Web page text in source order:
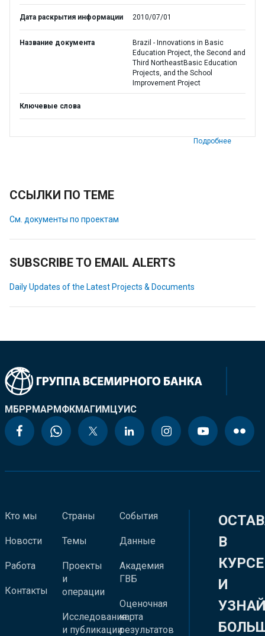
Дата раскрытия информации 2010/07/01
Название документа
Brazil - Innovations in Basic
Education Project, the Second and
Third NortheastBasic Education
Projects, and the School
Improvement Project
Ключевые слова
Подробнее
ССЫЛКИ ПО ТЕМЕ
См. документы по проектам
SUBSCRIBE TO EMAIL ALERTS
Daily Updates of the Latest Projects & Documents
МБРРМАРМФКМАГИМЦУИС
Кто мы
Новости
Работа
Контакты
Страны
Темы
Проекты
и
операции
Исследования
и публикации
События
Данные
Академия
ГВБ
Оценочная
карта
результатов
В
КУРСЕ
И